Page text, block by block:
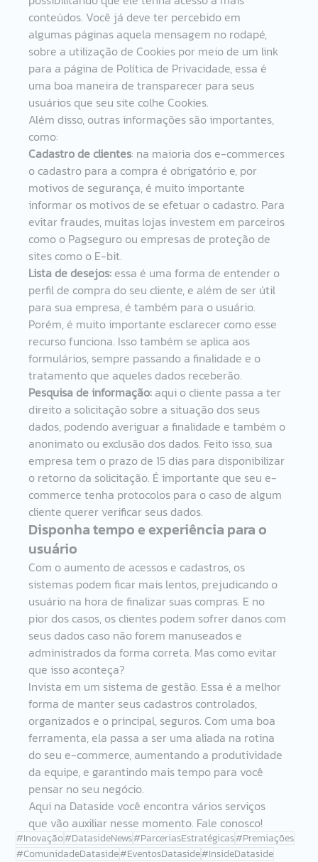
conteúdos. Você já deve ter percebido em
algumas páginas aquela mensagem no rodapé,
sobre a utilização de Cookies por meio de um link
para a página de Política de Privacidade, essa é
uma boa maneira de transparecer para seus
usuários que seu site colhe Cookies.
Além disso, outras informações são importantes,
como:
Cadastro de clientes: na maioria dos e-commerces
o cadastro para a compra é obrigatório e, por
motivos de segurança, é muito importante
informar os motivos de se efetuar o cadastro. Para
evitar fraudes, muitas lojas investem em parceiros
como o Pagseguro ou empresas de proteção de
sites como o E-bit.
Lista de desejos: essa é uma forma de entender o
perfil de compra do seu cliente, e além de ser útil
para sua empresa, é também para o usuário.
Porém, é muito importante esclarecer como esse
recurso funciona. Isso também se aplica aos
formulários, sempre passando a finalidade e o
tratamento que aqueles dados receberão.
Pesquisa de informação: aqui o cliente passa a ter
direito a solicitação sobre a situação dos seus
dados, podendo averiguar a finalidade e também o
anonimato ou exclusão dos dados. Feito isso, sua
empresa tem o prazo de 15 dias para disponibilizar
o retorno da solicitação. É importante que seu e-
commerce tenha protocolos para o caso de algum
cliente querer verificar seus dados.
Disponha tempo e experiência para o
usuário
Com o aumento de acessos e cadastros, os
sistemas podem ficar mais lentos, prejudicando o
usuário na hora de finalizar suas compras. E no
pior dos casos, os clientes podem sofrer danos com
seus dados caso não forem manuseados e
administrados da forma correta. Mas como evitar
que isso aconteça?
Invista em um sistema de gestão. Essa é a melhor
forma de manter seus cadastros controlados,
organizados e o principal, seguros. Com uma boa
ferramenta, ela passa a ser uma aliada na rotina
do seu e-commerce, aumentando a produtividade
da equipe, e garantindo mais tempo para você
pensar no seu negócio.
Aqui na Dataside você encontra vários serviços
que vão auxiliar nesse momento. Fale conosco!
#Inovação#DatasideNews#ParceriasEstratégicas#Premiações
#ComunidadeDataside#EventosDataside#InsideDataside